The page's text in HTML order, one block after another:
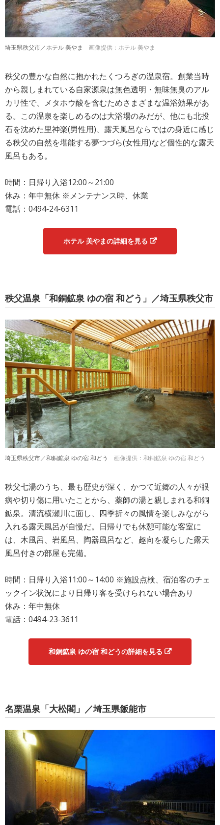
埼玉県秩父市／ホテル 美やま 画像提供：ホテル 美やま
秩父の豊かな自然に抱かれたくつろぎの温泉宿。創業当時
から親しまれている自家源泉は無色透明・無味無臭のアル
カリ性で、メタホウ酸を含むためさまざまな温浴効果があ
る。この温泉を楽しめるのは大浴場のみだが、他にも北投
石を沈めた里神楽(男性用)、露天風呂ならではの身近に感じ
る秩父の自然を堪能する夢つづら(女性用)など個性的な露天
風呂もある。
時間：日帰り入浴12:00～21:00
休み：年中無休 ※メンテナンス時、休業
電話：0494-24-6311
ホテル 美やまの詳細を見る
秩父温泉「和銅鉱泉 ゆの宿 和どう」／埼玉県秩父市
埼玉県秩父市／和銅鉱泉 ゆの宿 和どう 画像提供：和銅鉱泉 ゆの宿 和どう
秩父七湯のうち、最も歴史が深く、かつて近郷の人々が眼
病や切り傷に用いたことから、薬師の湯と親しまれる和銅
鉱泉。清流横瀬川に面し、四季折々の風情を楽しみながら
入れる露天風呂が自慢だ。日帰りでも休憩可能な客室に
は、木風呂、岩風呂、陶器風呂など、趣向を凝らした露天
風呂付きの部屋も完備。
時間：日帰り入浴11:00～14:00 ※施設点検、宿泊客のチェ
ックイン状況により日帰り客を受けられない場合あり
休み：年中無休
電話：0494-23-3611
和銅鉱泉 ゆの宿 和どうの詳細を見る
名栗温泉「大松閣」／埼玉県飯能市